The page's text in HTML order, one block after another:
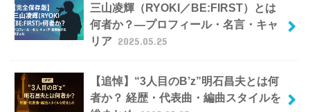
三山凌輝（RYOKI／BE:FIRST）とは
何者か？―プロフィール・名言・キャ
リア 2025.05.25
【追悼】“3人目のB’z”明石昌夫とは何
者か？ 経歴・代表曲・編曲スタイルを